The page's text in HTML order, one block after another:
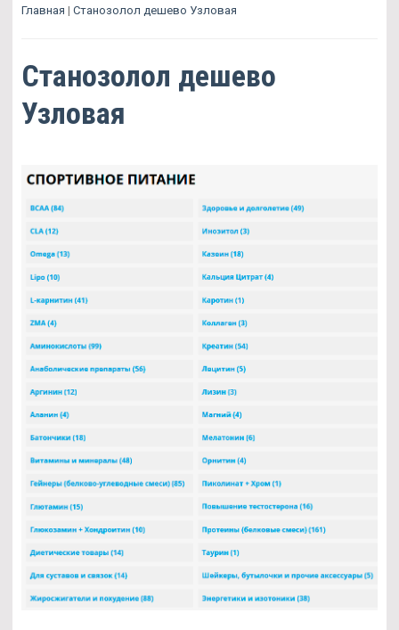
Главная | Станозолол дешево Узловая
Станозолол дешево
Узловая